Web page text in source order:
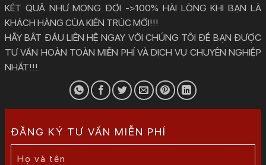
KẾT QUẢ NHƯ MONG ĐỢI ->100% HÀI LÒNG KHI BẠN LÀ
KHÁCH HÀNG CỦA KIẾN TRÚC MỚI!!!
HÃY BẮT ĐẦU LIÊN HỆ NGAY VỚI CHÚNG TÔI ĐỂ BẠN ĐƯỢC
TƯ VẤN HOÀN TOÀN MIỄN PHÍ VÀ DỊCH VỤ CHUYÊN NGHIỆP
NHẤT!!!.
ĐĂNG KÝ TƯ VẤN MIỄN PHÍ